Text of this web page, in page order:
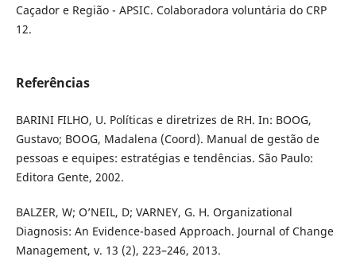
Caçador e Região - APSIC. Colaboradora voluntária do CRP
12.
Referências
BARINI FILHO, U. Políticas e diretrizes de RH. In: BOOG,
Gustavo; BOOG, Madalena (Coord). Manual de gestão de
pessoas e equipes: estratégias e tendências. São Paulo:
Editora Gente, 2002.
BALZER, W; O’NEIL, D; VARNEY, G. H. Organizational
Diagnosis: An Evidence-based Approach. Journal of Change
Management, v. 13 (2), 223–246, 2013.